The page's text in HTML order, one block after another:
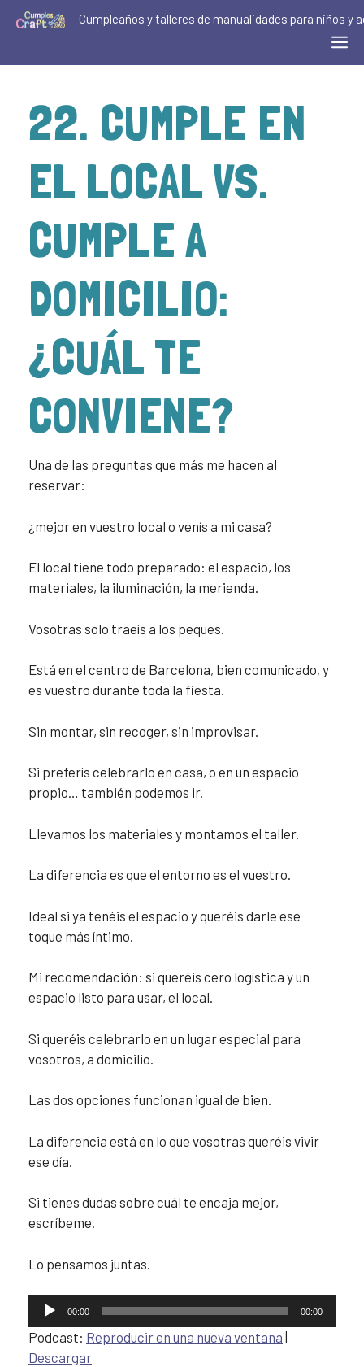
Cumpleaños y talleres de manualidades para niños y
22. CUMPLE EN
EL LOCAL VS.
CUMPLE A
DOMICILIO:
¿CUÁL TE
CONVIENE?
Una de las preguntas que más me hacen al
reservar:
¿mejor en vuestro local o venís a mi casa?
El local tiene todo preparado: el espacio, los
materiales, la iluminación, la merienda.
Vosotras solo traeís a los peques.
Está en el centro de Barcelona, bien comunicado, y
es vuestro durante toda la fiesta.
Sin montar, sin recoger, sin improvisar.
Si preferís celebrarlo en casa, o en un espacio
propio… también podemos ir.
Llevamos los materiales y montamos el taller.
La diferencia es que el entorno es el vuestro.
Ideal si ya tenéis el espacio y queréis darle ese
toque más íntimo.
Mi recomendación: si queréis cero logística y un
espacio listo para usar, el local.
Si queréis celebrarlo en un lugar especial para
vosotros, a domicilio.
Las dos opciones funcionan igual de bien.
La diferencia está en lo que vosotras queréis vivir
ese día.
Si tienes dudas sobre cuál te encaja mejor,
escríbeme.
Lo pensamos juntas.
Reproductor
de
audio
00:00 00:00
Podcast: Reproducir en una nueva ventana
Descargar